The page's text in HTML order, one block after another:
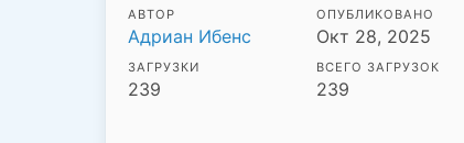
АВТОР
Адриан Ибенс
ОПУБЛИКОВАНО
Окт 28, 2025
ЗАГРУЗКИ
239
ВСЕГО ЗАГРУЗОК
239